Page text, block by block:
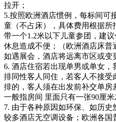
拉开；
5.按照欧洲酒店惯例，每标间可
童（不占床），具体费用根据所
带一个1.2米以下儿童参团，建
休息造成不便；（欧洲酒店床普
如遇展会，酒店将远离市区或变
6. 酒店住宿若出现单男或单女
排同性客人同住，若客人不接
排的，客人须在出发前补交单
一般指房间 里面只有一张90厘米
7. 由于各种原因如环保、如历史
较多酒店无空调设备；欧洲各